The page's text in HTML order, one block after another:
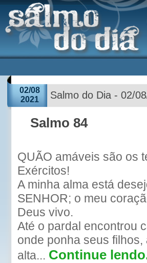
02/08
2021
Salmo do Dia - 02/
Salmo 84
QUÃO amáveis são os
Exércitos!
A minha alma está
SENHOR; o meu
Deus vivo.
Até o pardal encontrou
onde ponha seus
alta... Continue